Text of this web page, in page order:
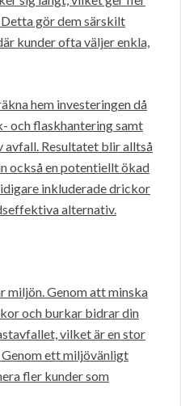
gör dem särskilt
kunder ofta väljer enkla,
hem investeringen då
och flaskhantering samt
Resultatet blir alltså
också en potentiellt ökad
inkluderade drickor
alternativ.
miljön. Genom att minska
och burkar bidrar din
vilket är en stor
ett miljövänligt
fler kunder som